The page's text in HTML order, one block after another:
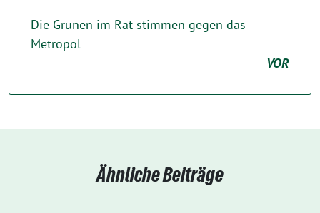
Die Grünen im Rat stimmen gegen das
Metropol
VOR
Ähnliche Beiträge